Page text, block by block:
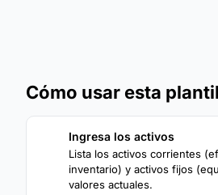
Cómo usar esta
Ingresa los activos
Lista los activos corrientes
inventario) y activos fijos
valores actuales.